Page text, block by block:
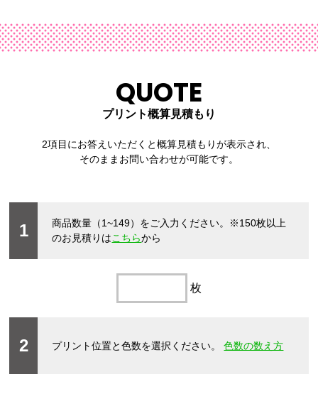
QUOTE
プリント概算見積もり
2項目にお答えいただくと概算見積もりが表示され、
そのままお問い合わせが可能です。
1 商品数量（1~149）をご入力ください。 ※150枚以上
のお見積りはこちらから
枚
2 プリント位置と色数を選択ください。色数の数え方